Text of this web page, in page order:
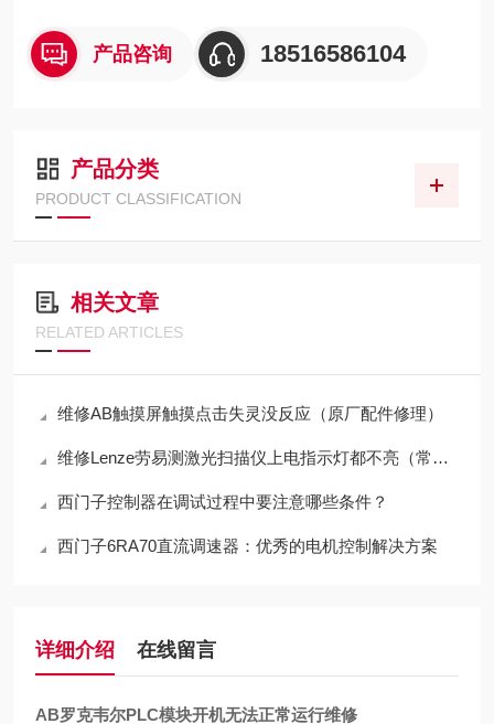
产品咨询 18516586104
产品分类
PRODUCT CLASSIFICATION
相关文章
RELATED ARTICLES
维修AB触摸屏触摸点击失灵没反应（原厂配件修理）
维修Lenze劳易测激光扫描仪上电指示灯都不亮（常年修此故障）
西门子控制器在调试过程中要注意哪些条件？
西门子6RA70直流调速器：优秀的电机控制解决方案
详细介绍 在线留言
AB罗克韦尔PLC模块开机无法正常运行维修